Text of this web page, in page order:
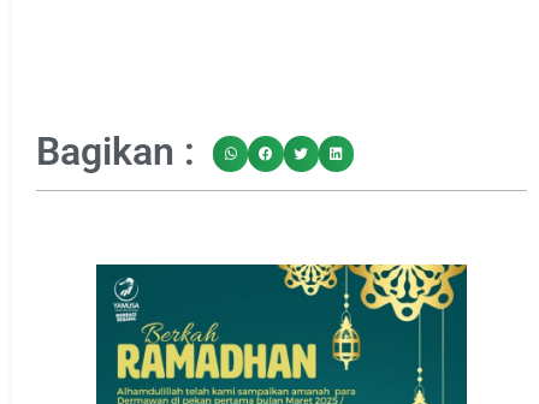
Bagikan :